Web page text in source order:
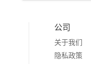
公司
关于我们
隐私政策